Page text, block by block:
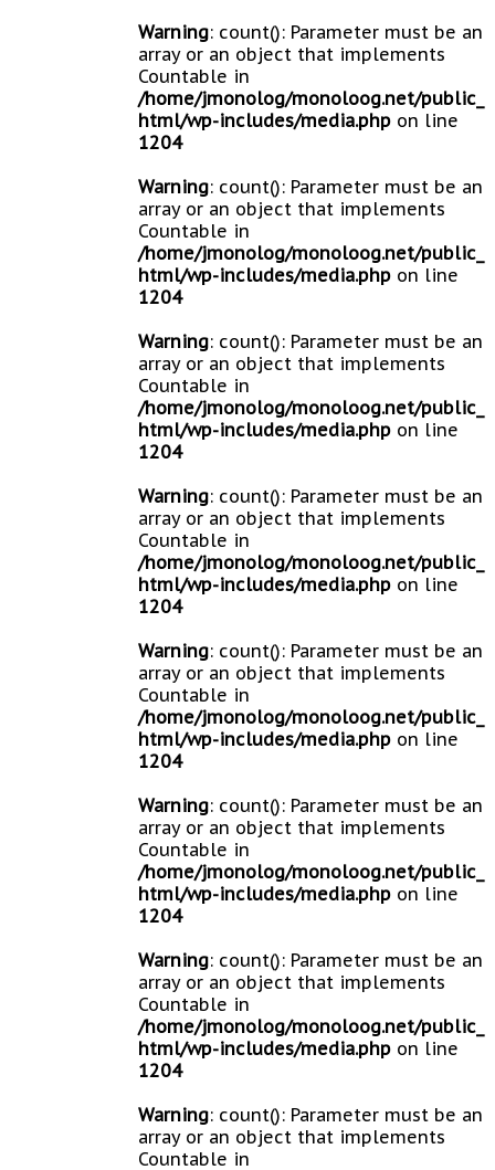
Warning: count(): Parameter must be an
array or an object that implements
Countable in
/home/jmonolog/monoloog.net/public_
html/wp-includes/media.php on line
1204
Warning: count(): Parameter must be an
array or an object that implements
Countable in
/home/jmonolog/monoloog.net/public_
html/wp-includes/media.php on line
1204
Warning: count(): Parameter must be an
array or an object that implements
Countable in
/home/jmonolog/monoloog.net/public_
html/wp-includes/media.php on line
1204
Warning: count(): Parameter must be an
array or an object that implements
Countable in
/home/jmonolog/monoloog.net/public_
html/wp-includes/media.php on line
1204
Warning: count(): Parameter must be an
array or an object that implements
Countable in
/home/jmonolog/monoloog.net/public_
html/wp-includes/media.php on line
1204
Warning: count(): Parameter must be an
array or an object that implements
Countable in
/home/jmonolog/monoloog.net/public_
html/wp-includes/media.php on line
1204
Warning: count(): Parameter must be an
array or an object that implements
Countable in
/home/jmonolog/monoloog.net/public_
html/wp-includes/media.php on line
1204
Warning: count(): Parameter must be an
array or an object that implements
Countable in